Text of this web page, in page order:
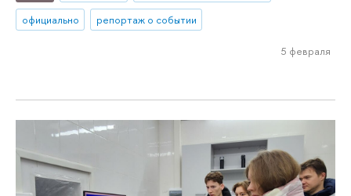
официально
репортаж о событии
5 февраля